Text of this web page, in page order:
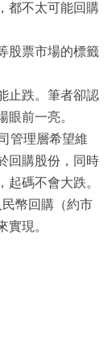
都不太可能回購
股票市場的標籤
止跌。筆者卻認
前一亮。
管理層希望維
回購股份，同時
碼不會大跌。
幣回購（約市
實現。